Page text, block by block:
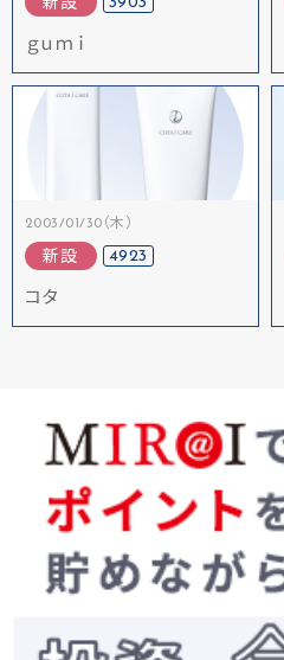
新設 3903
ｇｕｍｉ
2003/01/30（木）
新設 4923
コタ